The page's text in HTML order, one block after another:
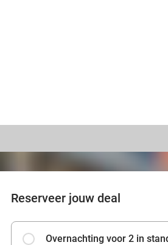
Reserveer jouw deal
Overnachting voor 2 in